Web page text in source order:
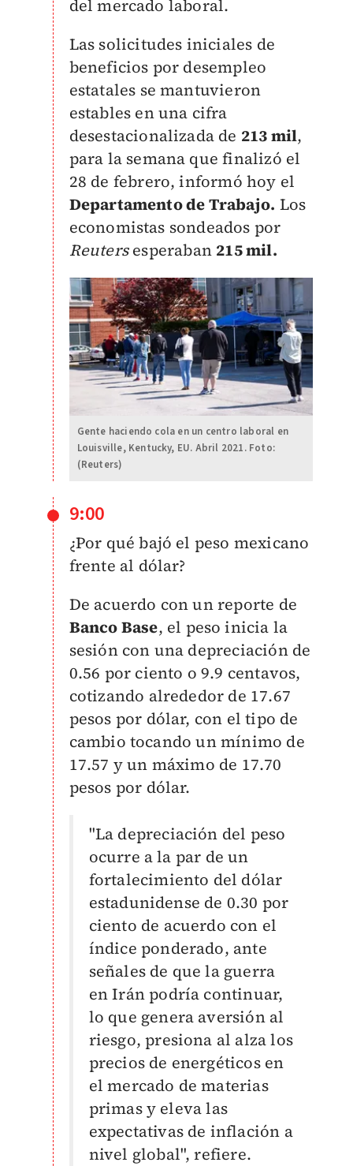
del mercado laboral.
Las solicitudes iniciales de
beneficios por desempleo
estatales se mantuvieron
estables en una cifra
desestacionalizada de 213 mil,
para la semana que finalizó el
28 de febrero, informó hoy el
Departamento de Trabajo. Los
economistas sondeados por
Reutersesperaban 215 mil.
Gente haciendo cola en un centro laboral en
Louisville, Kentucky, EU. Abril 2021. Foto:
(Reuters)
9:00
¿Por qué bajó el peso mexicano
frente al dólar?
De acuerdo con un reporte de
Banco Base, el peso inicia la
sesión con una depreciación de
0.56 por ciento o 9.9 centavos,
cotizando alrededor de 17.67
pesos por dólar, con el tipo de
cambio tocando un mínimo de
17.57 y un máximo de 17.70
pesos por dólar.
"La depreciación del peso
ocurre a la par de un
fortalecimiento del dólar
estadunidense de 0.30 por
ciento de acuerdo con el
índice ponderado, ante
señales de que la guerra
en Irán podría continuar,
lo que genera aversión al
riesgo, presiona al alza los
precios de energéticos en
el mercado de materias
primas y eleva las
expectativas de inflación a
nivel global", refiere.